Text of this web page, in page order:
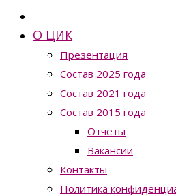
О ЦИК
Презентация
Состав 2025 года
Состав 2021 года
Состав 2015 года
Отчеты
Вакансии
Контакты
Политика